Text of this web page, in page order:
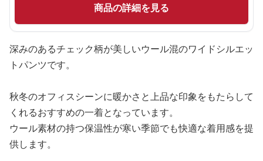
商品の詳細を見る
深みのあるチェック柄が美しいウール混のワイドシルエッ
トパンツです。
秋冬のオフィスシーンに暖かさと上品な印象をもたらして
くれるおすすめの一着となっています。
ウール素材の持つ保温性が寒い季節でも快適な着用感を提
供します。